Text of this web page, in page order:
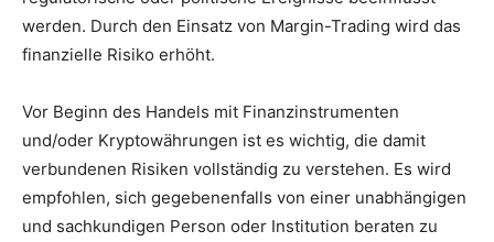
werden. Durch den Einsatz von Margin-Trading wird das
finanzielle Risiko erhöht.
Vor Beginn des Handels mit Finanzinstrumenten
und/oder Kryptowährungen ist es wichtig, die damit
verbundenen Risiken vollständig zu verstehen. Es wird
empfohlen, sich gegebenenfalls von einer unabhängigen
und sachkundigen Person oder Institution beraten zu